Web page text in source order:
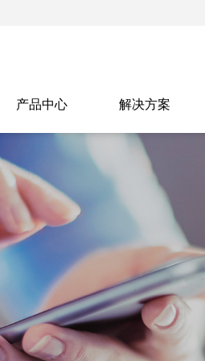
产品中心 解决方案